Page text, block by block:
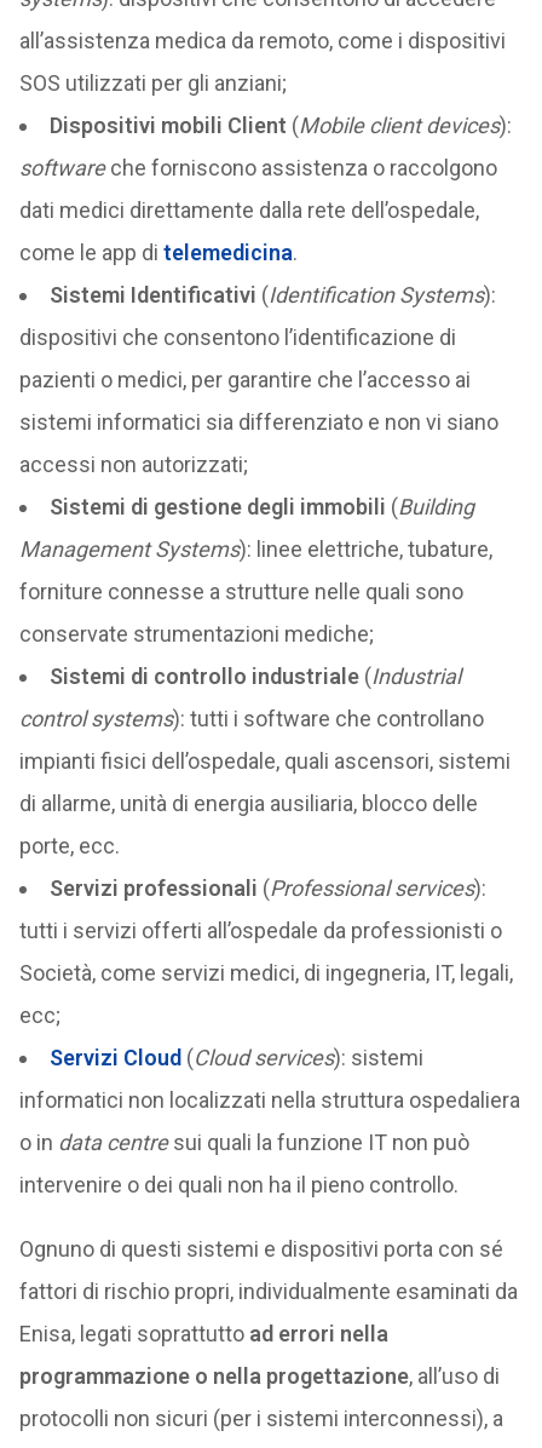
all’assistenza medica da remoto, come i dispositivi
SOS utilizzati per gli anziani;
Dispositivi mobili Client (Mobile client devices):
softwareche forniscono assistenza o raccolgono
dati medici direttamente dalla rete dell’ospedale,
come le app di telemedicina.
Sistemi Identificativi (Identification Systems):
dispositivi che consentono l’identificazione di
pazienti o medici, per garantire che l’accesso ai
sistemi informatici sia differenziato e non vi siano
accessi non autorizzati;
Sistemi di gestione degli immobili (Building
Management Systems): linee elettriche, tubature,
forniture connesse a strutture nelle quali sono
conservate strumentazioni mediche;
Sistemi di controllo industriale(Industrial
control systems): tutti i software che controllano
impianti fisici dell’ospedale, quali ascensori, sistemi
di allarme, unità di energia ausiliaria, blocco delle
porte, ecc.
Servizi professionali (Professional services):
tutti i servizi offerti all’ospedale da professionisti o
Società, come servizi medici, di ingegneria, IT, legali,
ecc;
Servizi Cloud (Cloud services): sistemi
informatici non localizzati nella struttura ospedaliera
o in data centresui quali la funzione IT non può
intervenire o dei quali non ha il pieno controllo.
Ognuno di questi sistemi e dispositivi porta con sé
fattori di rischio propri, individualmente esaminati da
Enisa, legati soprattutto ad errori nella
programmazione o nella progettazione, all’uso di
protocolli non sicuri (per i sistemi interconnessi), a